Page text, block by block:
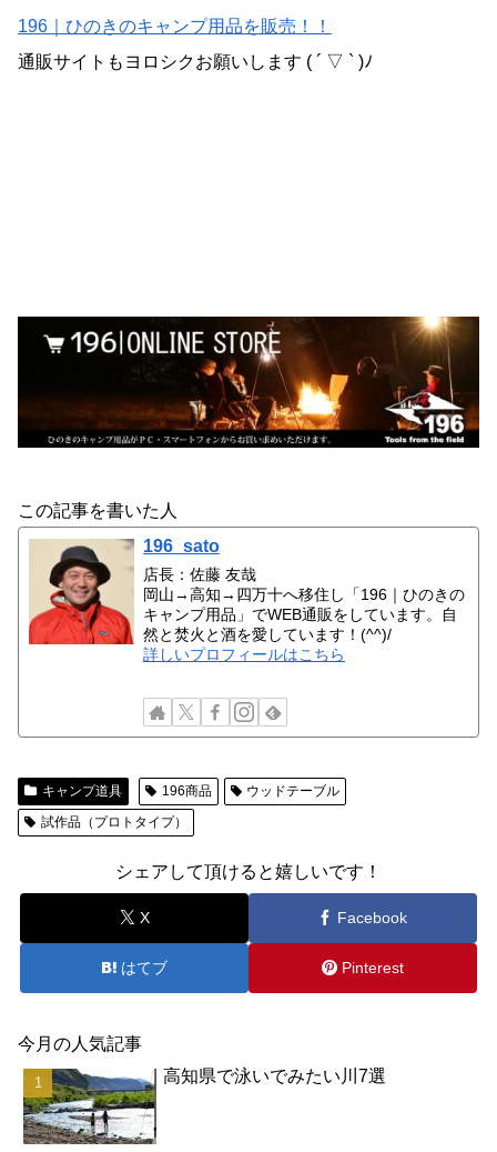
196｜ひのきのキャンプ用品を販売！！
通販サイトもヨロシクお願いします ( ´ ▽ ` )ﾉ
この記事を書いた人
196_sato
店長：佐藤 友哉
岡山→高知→四万十へ移住し「196｜ひのきの
キャンプ用品」でWEB通販をしています。自
然と焚火と酒を愛しています！(^^)/
詳しいプロフィールはこちら
キャンプ道具 196商品
ウッドテーブル
試作品（プロトタイプ）
シェアして頂けると嬉しいです！
X Facebook
はてブ Pinterest
今月の人気記事
高知県で泳いでみたい川7選